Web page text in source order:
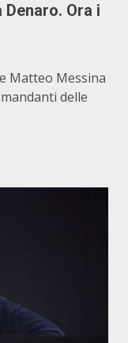
Ora i
Matteo Messina
delle